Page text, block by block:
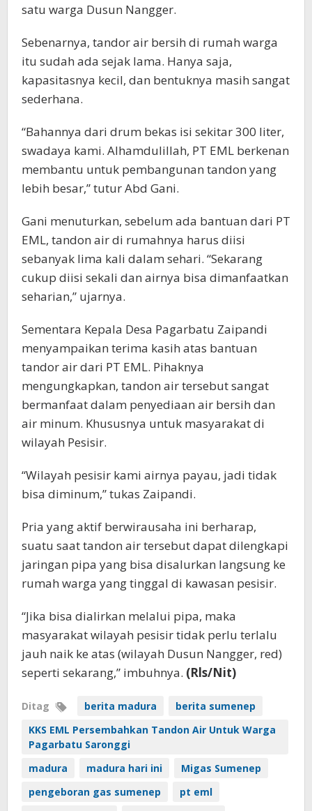
satu warga Dusun Nangger.
Sebenarnya, tandor air bersih di rumah warga
itu sudah ada sejak lama. Hanya saja,
kapasitasnya kecil, dan bentuknya masih sangat
sederhana.
“Bahannya dari drum bekas isi sekitar 300 liter,
swadaya kami. Alhamdulillah, PT EML berkenan
membantu untuk pembangunan tandon yang
lebih besar,” tutur Abd Gani.
Gani menuturkan, sebelum ada bantuan dari PT
EML, tandon air di rumahnya harus diisi
sebanyak lima kali dalam sehari. “Sekarang
cukup diisi sekali dan airnya bisa dimanfaatkan
seharian,” ujarnya.
Sementara Kepala Desa Pagarbatu Zaipandi
menyampaikan terima kasih atas bantuan
tandor air dari PT EML. Pihaknya
mengungkapkan, tandon air tersebut sangat
bermanfaat dalam penyediaan air bersih dan
air minum. Khususnya untuk masyarakat di
wilayah Pesisir.
“Wilayah pesisir kami airnya payau, jadi tidak
bisa diminum,” tukas Zaipandi.
Pria yang aktif berwirausaha ini berharap,
suatu saat tandon air tersebut dapat dilengkapi
jaringan pipa yang bisa disalurkan langsung ke
rumah warga yang tinggal di kawasan pesisir.
“Jika bisa dialirkan melalui pipa, maka
masyarakat wilayah pesisir tidak perlu terlalu
jauh naik ke atas (wilayah Dusun Nangger, red)
seperti sekarang,” imbuhnya. (Rls/Nit)
Ditag berita madura
berita sumenep
KKS EML Persembahkan Tandon Air Untuk Warga
Pagarbatu Saronggi
madura
madura hari ini
Migas Sumenep
pengeboran gas sumenep
pt eml